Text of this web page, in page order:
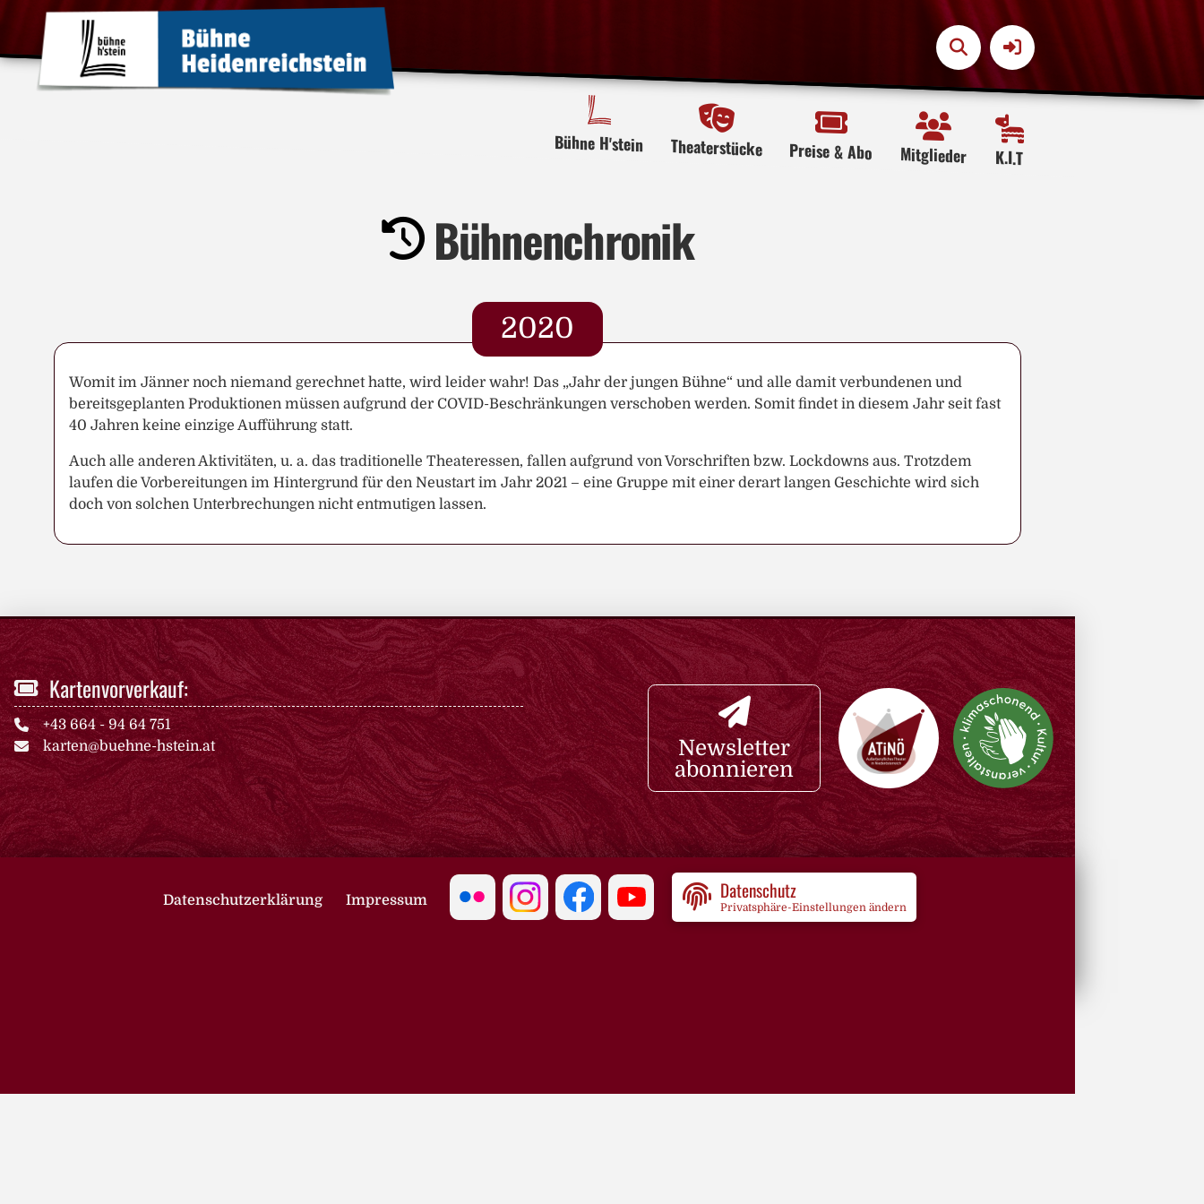
Bühne H'stein Theaterstücke Preise & Abo Mitglieder K.I.T
Bühnenchronik
2020
Womit im Jänner noch niemand gerechnet hatte, wird leider wahr! Das „Jahr der jungen Bühne“ und alle damit verbundenen und
bereitsgeplanten Produktionen müssen aufgrund der COVID-Beschränkungen verschoben werden. Somit findet in diesem Jahr seit fast
40 Jahren keine einzige Aufführung statt.
Auch alle anderen Aktivitäten, u. a. das traditionelle Theateressen, fallen aufgrund von Vorschriften bzw. Lockdowns aus. Trotzdem
laufen die Vorbereitungen im Hintergrund für den Neustart im Jahr 2021 – eine Gruppe mit einer derart langen Geschichte wird sich
doch von solchen Unterbrechungen nicht entmutigen lassen.
Kartenvorverkauf:
+43 664 - 94 64 751
karten@buehne-hstein.at
Newsletter
abonnieren
Datenschutzerklärung Impressum Datenschutz
Privatsphäre-Einstellungen ändern